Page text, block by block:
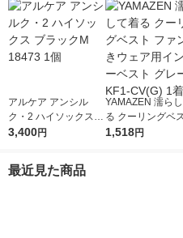
アルケア アンシル
ク・2 ハイソックス
ブラックM 18473 1個
3,400円
YAMAZEN 濡ら
る クーリングベ
ファン付きウェア
1,518円
最近見た商品